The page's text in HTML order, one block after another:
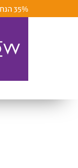
35% הנחה לחברי מועדון ומצטרפים חדשים |